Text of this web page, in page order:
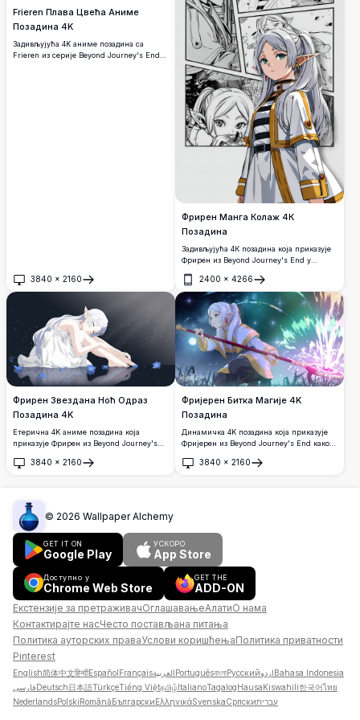
Frieren Плава Цвећа Аниме
Позадина 4K
Задивљујућа 4K аниме позадина са
Frieren из серије Beyond Journey's End
3840 × 2160
Отвори
Фрирен Манга Колаж 4К
Позадина
Задивљујућа 4К позадина која приказује
Фрирен из Beyond Journey's End у
распореду. Више панела приказује
вољену вилењачку чаробњакињу са
њеном препознатљивом белом косом и
зеленим очима, савршено за љубитеље
анимеа који траже високорезолуционе
позадине за рачунар или мобилни
телефон.
2400 × 4266
Отвори
Фрирен Звездана Ноћ Одраз
Позадина 4K
Етерична 4K аниме позадина која
приказује Фрирен из Beyond Journey's
Вољена елф чаробница седи грациозно
мирну и мистичну атмосферу.
3840 × 2160
Отвори
Фријерен Битка Магије 4K
Позадина
Динамичка 4K позадина која приказује
Фријерен из Beyond Journey's End како
штапом. Бела коса елф чаробњакиња
3840 × 2160
Отвори
© 2026 Wallpaper Alchemy
GET IT ON
Google Play
УСКОРО
App Store
Доступно у
Chrome Web Store
GET THE
ADD-ON
Екстензије за претраживачОглашавањеАлатиО нама
Контактирајте насЧесто постављана питања
Политика ауторских праваУслови коришћењаПолитика приватности
Pinterest
English简体中文हिन्दीEspañolFrançaisالعربيةPortuguêsবাংলাРусскийاردوBahasa Indonesia
فارسیDeutsch日本語TürkçeTiếng Việtதமிழ்ItalianoTagalogHausaKiswahili한국어ไทย
NederlandsPolskiRomânăБългарскиΕλληνικάSvenskaСрпскиעברית